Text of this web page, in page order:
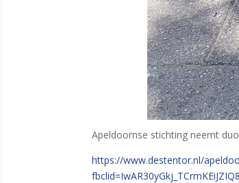
Apeldoornse stichting neemt
https://www.destentor.nl/